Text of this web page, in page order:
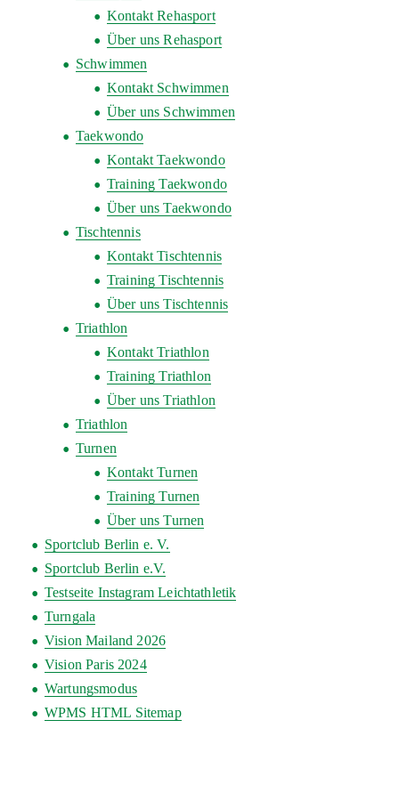
Kontakt Rehasport
Über uns Rehasport
Schwimmen
Kontakt Schwimmen
Über uns Schwimmen
Taekwondo
Kontakt Taekwondo
Training Taekwondo
Über uns Taekwondo
Tischtennis
Kontakt Tischtennis
Training Tischtennis
Über uns Tischtennis
Triathlon
Kontakt Triathlon
Training Triathlon
Über uns Triathlon
Triathlon
Turnen
Kontakt Turnen
Training Turnen
Über uns Turnen
Sportclub Berlin e. V.
Sportclub Berlin e.V.
Testseite Instagram Leichtathletik
Turngala
Vision Mailand 2026
Vision Paris 2024
Wartungsmodus
WPMS HTML Sitemap